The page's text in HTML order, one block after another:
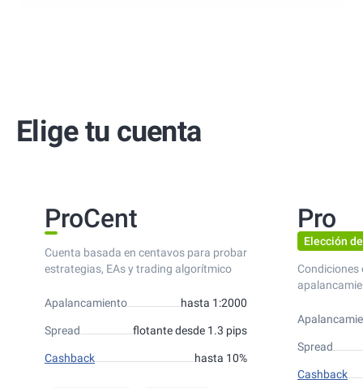
Elige tu cuenta
ProCent
Cuenta basada en centavos para probar
estrategias, EAs y trading algorítmico
Apalancamiento hasta 1:2000
Spread flotante desde 1.3 pips
Cashback hasta 10%
Pro
Elección
Condiciones
Spread
Cashback